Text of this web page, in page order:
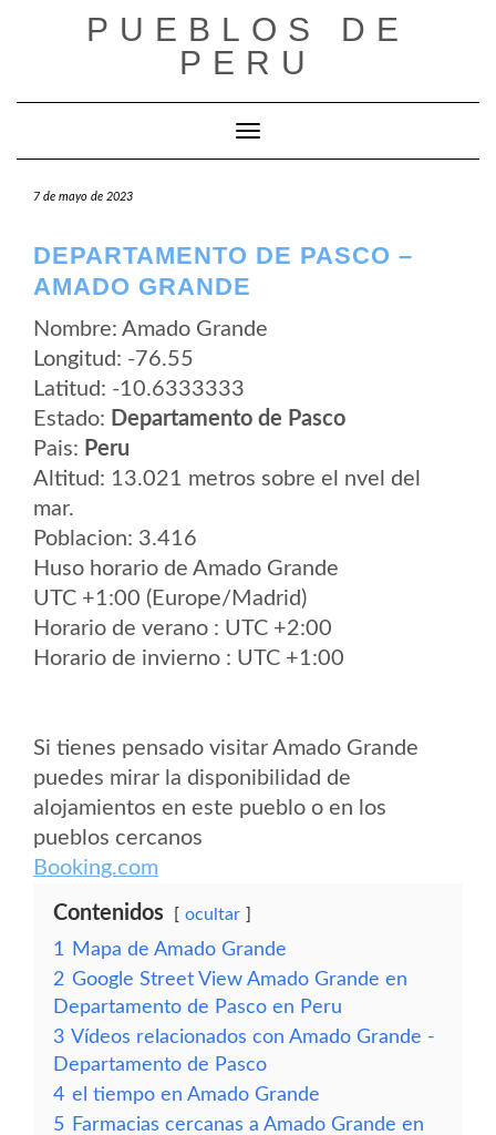
PUEBLOS DE
PERU
Cambiar modo de navegación
7 de mayo de 2023
DEPARTAMENTO DE PASCO –
AMADO GRANDE
Nombre: Amado Grande
Longitud: -76.55
Latitud: -10.6333333
Estado: Departamento de Pasco
Pais: Peru
Altitud: 13.021 metros sobre el nvel del
mar.
Poblacion: 3.416
Huso horario de Amado Grande
UTC +1:00 (Europe/Madrid)
Horario de verano : UTC +2:00
Horario de invierno : UTC +1:00
Si tienes pensado visitar Amado Grande
puedes mirar la disponibilidad de
alojamientos en este pueblo o en los
pueblos cercanos
Booking.com
Contenidos ocultar
1
Mapa de Amado Grande
2 Google Street View Amado Grande en
Departamento de Pasco en Peru
3 Vídeos relacionados con Amado Grande -
Departamento de Pasco
4 el tiempo en Amado Grande
5 Farmacias cercanas a Amado Grande en